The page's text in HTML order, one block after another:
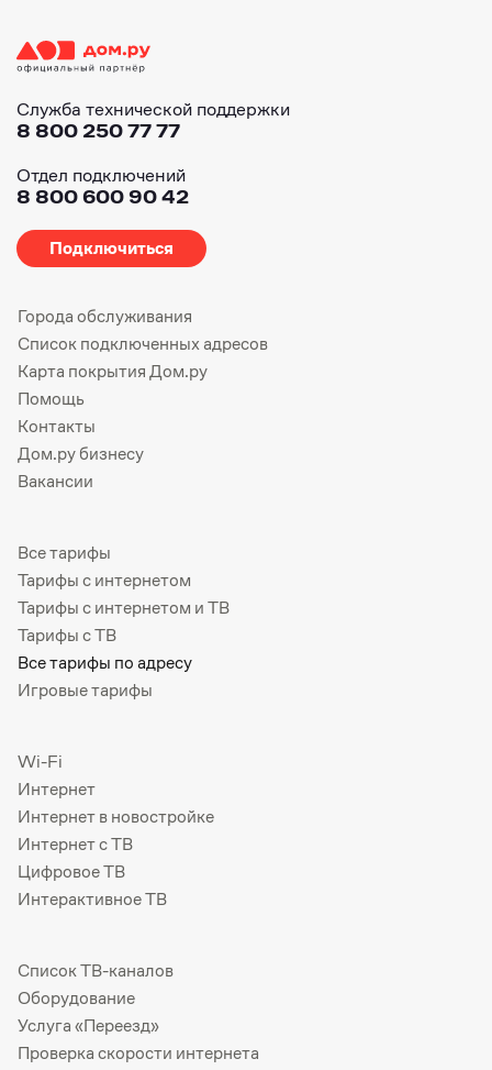
Служба технической поддержки
8 800 250 77 77
Отдел подключений
8 800 600 90 42
Подключиться
Города обслуживания
Список подключенных адресов
Карта покрытия Дом.ру
Помощь
Контакты
Дом.ру бизнесу
Вакансии
Все тарифы
Тарифы с интернетом
Тарифы с интернетом и ТВ
Тарифы с ТВ
Все тарифы по адресу
Игровые тарифы
Wi-Fi
Интернет
Интернет в новостройке
Интернет с ТВ
Цифровое ТВ
Интерактивное ТВ
Список ТВ-каналов
Оборудование
Услуга «Переезд»
Проверка скорости интернета